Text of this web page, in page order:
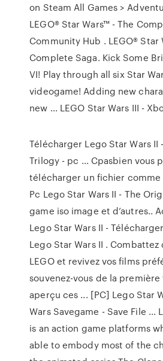
on Steam All Games >
LEGO® Star Wars™ - The
Community Hub . LEGO® Star
Complete Saga. Kick Some
VI! Play through all six Star
videogame! Adding new
new ... LEGO Star Wars III -
Télécharger Lego Star Wars II
Trilogy - pc ... Cpasbien vous
télécharger un fichier comme
Pc Lego Star Wars II - The
game iso image et d’autres..
Lego Star Wars II -
Lego Star Wars II . Combattez
LEGO et revivez vos films
souvenez-vous de la première
aperçu ces ... [PC] Lego Star
Wars Savegame - Save File ...
is an action game platforms
able to embody most of the